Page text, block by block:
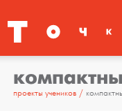
проекты учеников